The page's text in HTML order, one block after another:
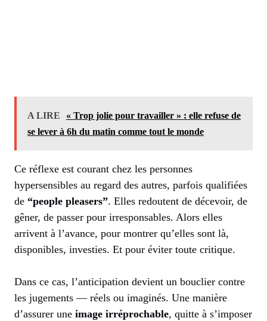
A LIRE
« Trop jolie pour travailler » : elle refuse de
se lever à 6h du matin comme tout le monde
Ce réflexe est courant chez les personnes
hypersensibles au regard des autres, parfois qualifiées
de “people pleasers”. Elles redoutent de décevoir, de
gêner, de passer pour irresponsables. Alors elles
arrivent à l’avance, pour montrer qu’elles sont là,
disponibles, investies. Et pour éviter toute critique.
Dans ce cas, l’anticipation devient un bouclier contre
les jugements — réels ou imaginés. Une manière
d’assurer une image irréprochable, quitte à s’imposer